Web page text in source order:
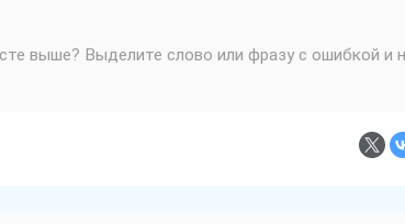
выше? Выделите слово или фразу с ошибкой и